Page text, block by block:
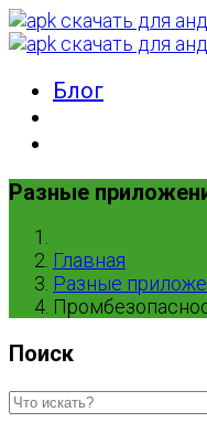
Блог
Разные
Главная
Разные
Поиск